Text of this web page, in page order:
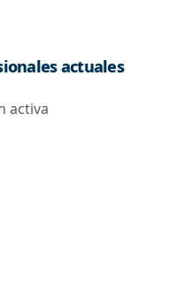
actuales
activa